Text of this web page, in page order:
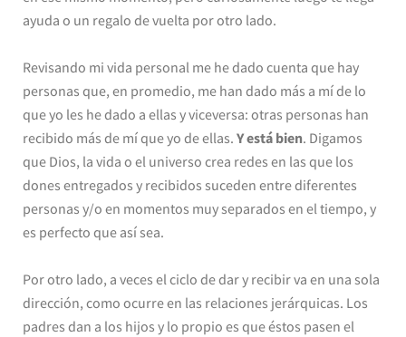
ayuda o un regalo de vuelta por otro lado.
Revisando mi vida personal me he dado cuenta que hay
personas que, en promedio, me han dado más a mí de lo
que yo les he dado a ellas y viceversa: otras personas han
recibido más de mí que yo de ellas. Y está bien. Digamos
que Dios, la vida o el universo crea redes en las que los
dones entregados y recibidos suceden entre diferentes
personas y/o en momentos muy separados en el tiempo, y
es perfecto que así sea.
Por otro lado, a veces el ciclo de dar y recibir va en una sola
dirección, como ocurre en las relaciones jerárquicas. Los
padres dan a los hijos y lo propio es que éstos pasen el